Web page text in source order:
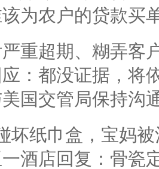
为农户的贷款买
重超期、糊弄客
：都没证据，将
国交管局保持沟
坏纸巾盒，宝妈
酒店回复：骨瓷